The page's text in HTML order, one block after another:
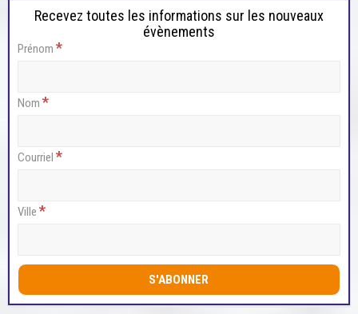
Recevez toutes les informations sur les nouveaux
évènements
Prénom *
Nom *
Courriel *
Ville *